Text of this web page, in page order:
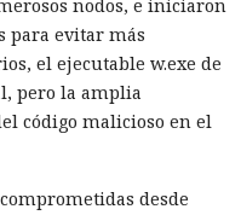
nodos, e iniciaron
para evitar más
el ejecutable w.exe de
pero la amplia
código malicioso en el
desde